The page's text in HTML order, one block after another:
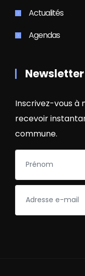
Actualités
Agendas
Newsletter
Inscrivez-vous
recevoir
commune.